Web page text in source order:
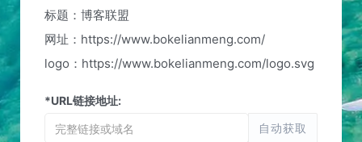
标题：博客联盟
网址：https://www.bokelianmeng.com/
logo：https://www.bokelianmeng.com/logo.svg
*URL链接地址:
自动获取